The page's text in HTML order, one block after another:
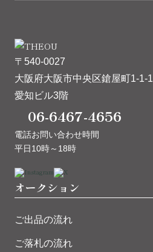
〒540-0027
大阪府大阪市中央区鎗屋町1-1-1
愛知ビル3階
06-6467-4656
電話お問い合わせ時間
平日10時～18時
オークション
ご出品の流れ
ご落札の流れ